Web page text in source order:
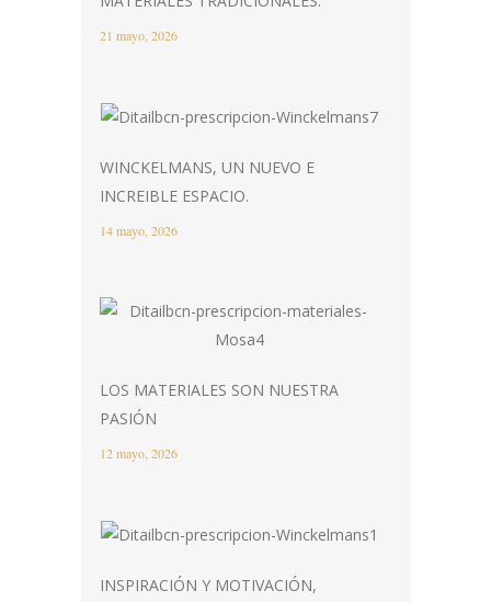
21 mayo, 2026
WINCKELMANS, UN NUEVO E
INCREIBLE ESPACIO.
14 mayo, 2026
LOS MATERIALES SON NUESTRA
PASIÓN
12 mayo, 2026
INSPIRACIÓN Y MOTIVACIÓN,